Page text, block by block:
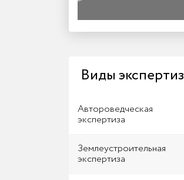
Виды экспертиз
Автороведческая
экспертиза
Землеустроительная
экспертиза